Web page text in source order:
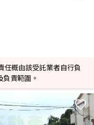
概由該受託業者自行負
責範圍。